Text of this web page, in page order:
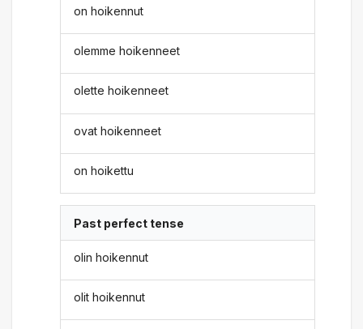
on hoikennut
olemme hoikenneet
olette hoikenneet
ovat hoikenneet
on hoikettu
Past perfect tense
olin hoikennut
olit hoikennut